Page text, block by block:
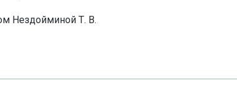
Нездойминой Т. В.